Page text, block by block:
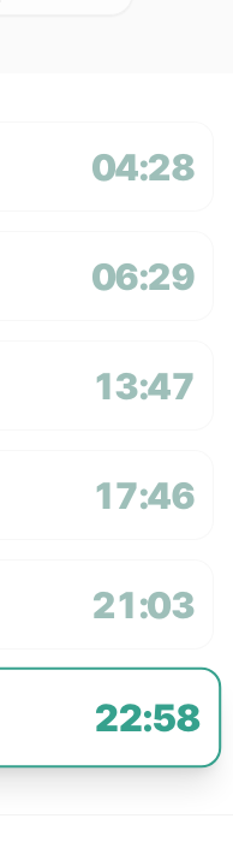
04:28
06:29
13:47
17:46
21:03
22:58